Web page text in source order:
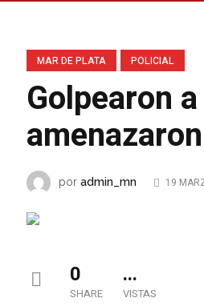
MAR DE PLATA POLICIAL
Golpearon
poradmin_mn 19
0
SHARE
...
VISTAS